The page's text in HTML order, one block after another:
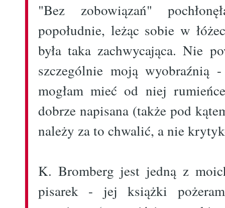
"Bez zobowiązań"
popołudnie, leżąc sobie w
była taka zachwycająca. Nie
szczególnie moją wyobraźnią
mogłam mieć od niej
dobrze napisana (także pod
należy za to chwalić, a nie
K. Bromberg jest jedną z
pisarek - jej książki